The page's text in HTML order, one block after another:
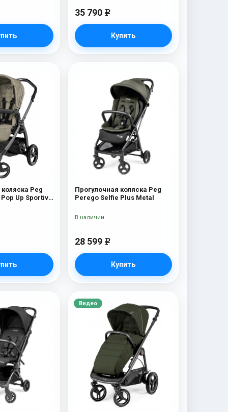
35 790 e
Купить
Peg
Up Sportivo
Прогулочная коляска Peg
Perego Selfie Plus Metal
28 599 e
Купить
В наличии
Видео